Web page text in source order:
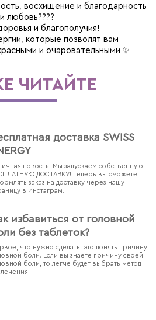
восхищение и благодарность
любовь????
и благополучия!
которые позволят вам
и очаровательными ✨
ЧИТАЙТЕ
доставка SWISS
новость! Мы запускаем собственную
ДОСТАВКУ! Теперь вы сможете
заказ на доставку через нашу
в Инстаграм.
избавиться от головной
без таблеток?
что нужно сделать, это понять причину
боли. Если вы знаете причину своей
боли, то легче будет выбрать метод